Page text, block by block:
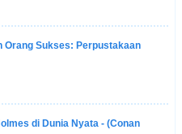
Orang Sukses: Perpustakaan
di Dunia Nyata - (Conan